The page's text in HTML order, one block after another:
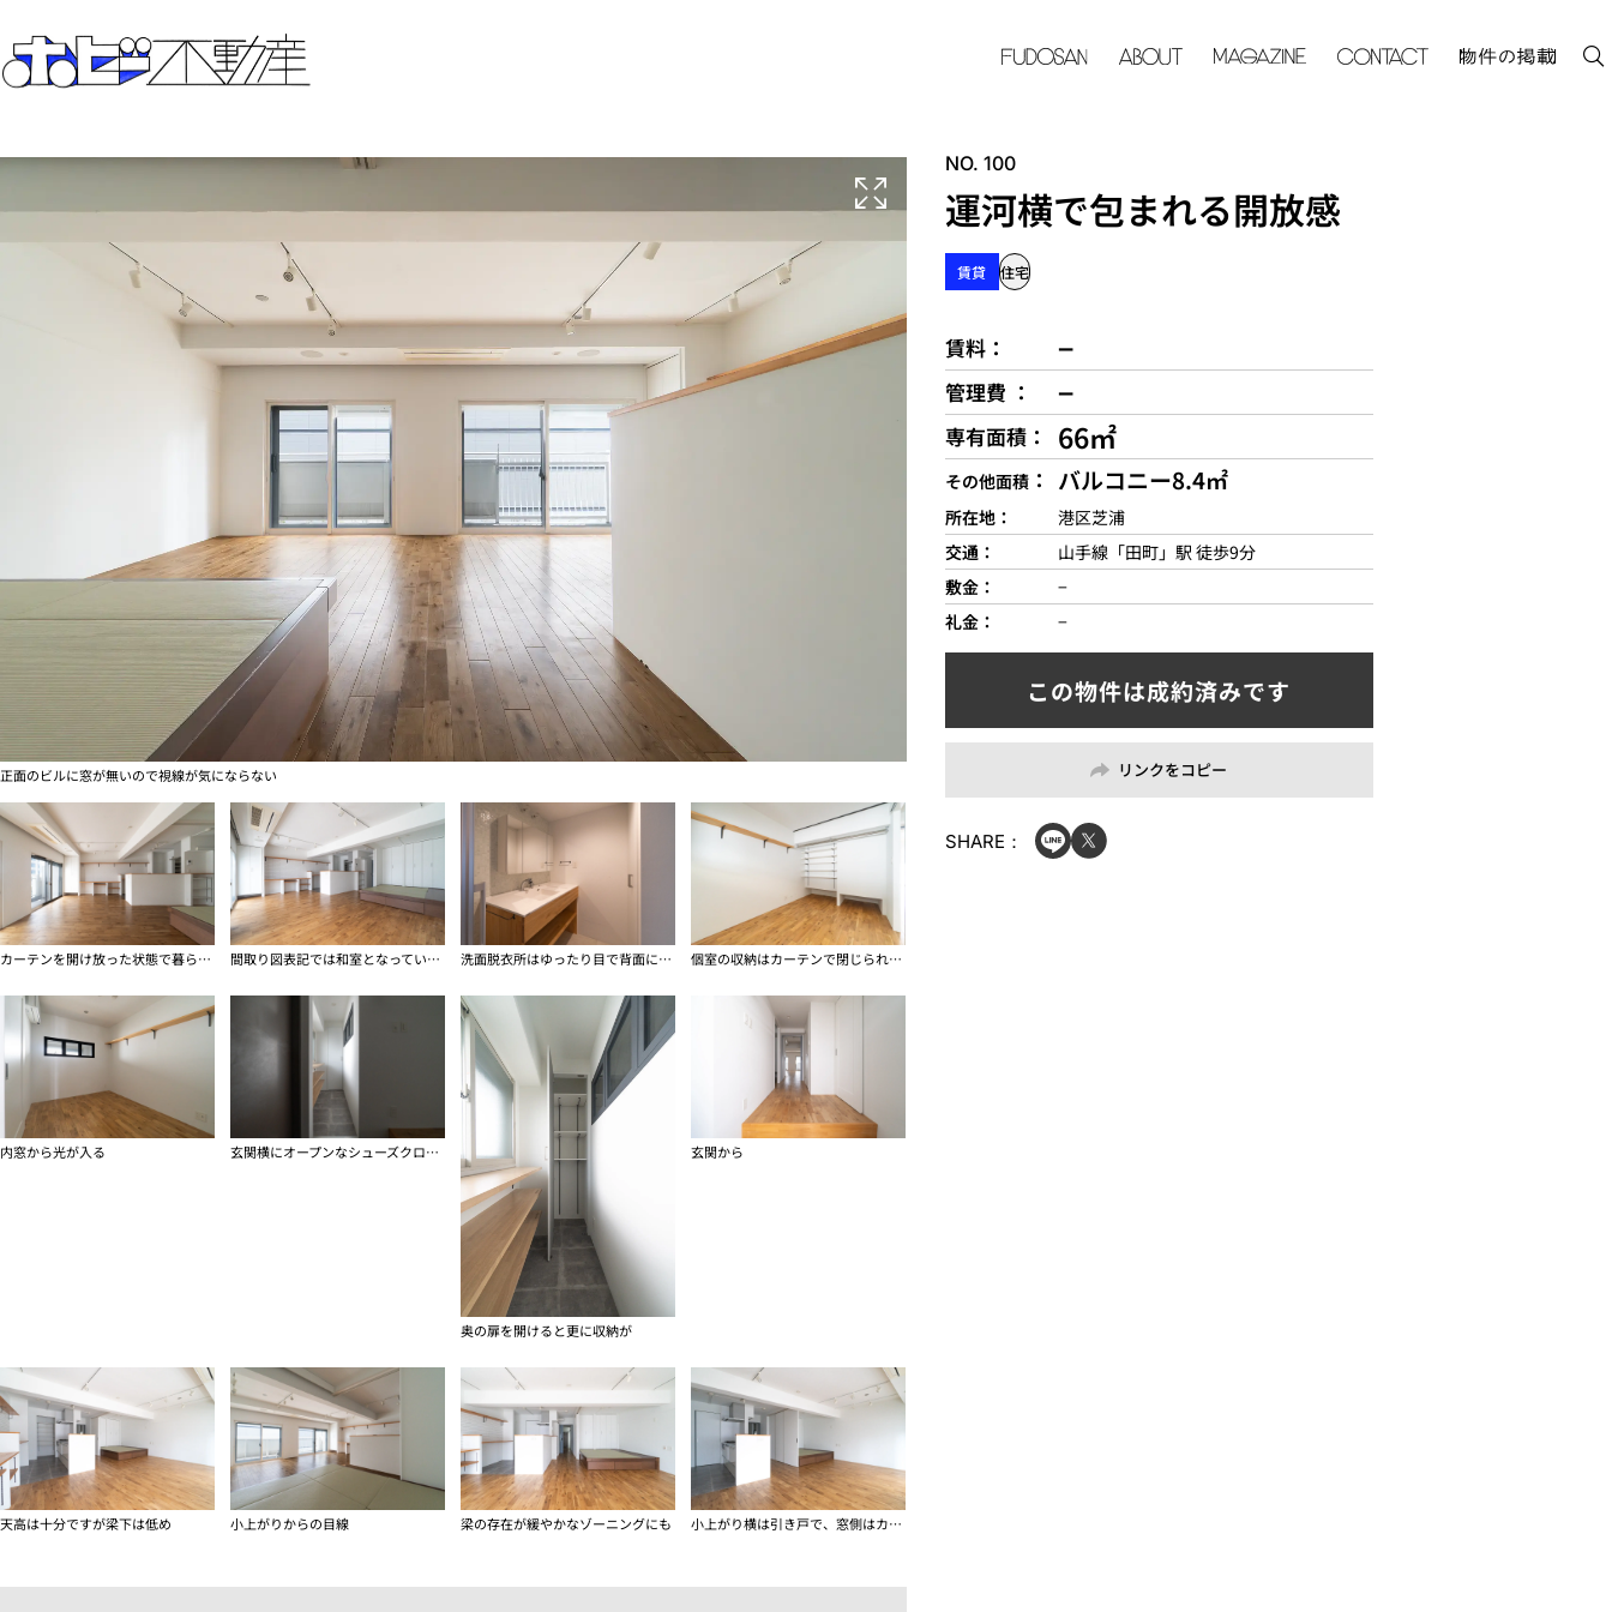
NO. 100
運河横で包まれる開放感
賃貸 住宅
正面のビルに窓が無いので視線が気にならない
カーテンを開け放った状態で暮らせます 間取り図表記では和室となっていますが、LDK横は小上がり的な作り 洗面脱衣所はゆったり目で背面に収納あり 個室の収納はカーテンで閉じられるオープンクローゼット的なもの
内窓から光が入る 玄関横にオープンなシューズクローゼット的土間空間
奥の扉を開けると更に収納が
玄関から
天高は十分ですが梁下は低め 小上がりからの目線 梁の存在が緩やかなゾーニングにも 小上がり横は引き戸で、窓側はカーテンで区切れます
賃料 −
管理費 −
専有面積 66㎡
その他面積 バルコニー8.4㎡
所在地
港区芝浦
交通
山手線「田町」駅 徒歩9分
敷金
−
礼金
−
リンクをコピー
SHARE：